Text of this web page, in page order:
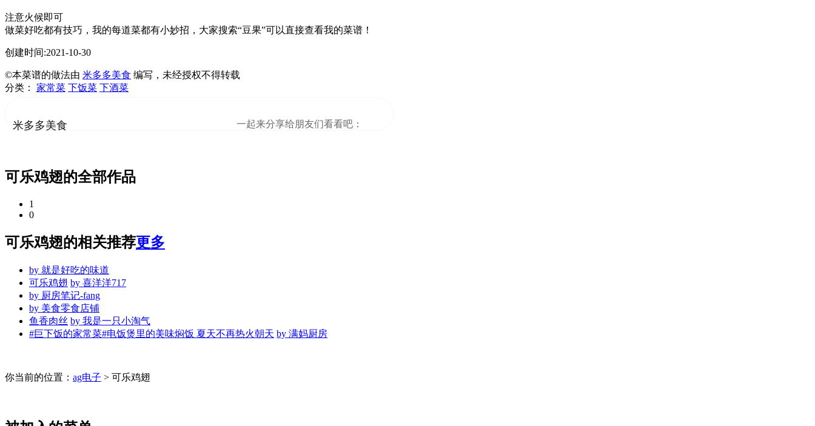
注意火候即可
做菜好吃都有技巧，我的每道菜都有小妙招，大家搜索“豆果”可以直接查看我的菜谱！
创建时间:2021-10-30
©本菜谱的做法由 米多多美食 编写，未经授权不得转载
分类： 家常菜 下饭菜 下酒菜
米多多美食 一起来分享给朋友们看看吧：
可乐鸡翅的全部作品
1
0
可乐鸡翅的相关推荐更多
by 就是好吃的味道
可乐鸡翅 by 喜洋洋717
by 厨房笔记-fang
by 美食零食店铺
鱼香肉丝 by 我是一只小淘气
#巨下饭的家常菜#电饭煲里的美味焖饭 夏天不再热火朝天 by 满妈厨房
你当前的位置： ag电子 > 可乐鸡翅